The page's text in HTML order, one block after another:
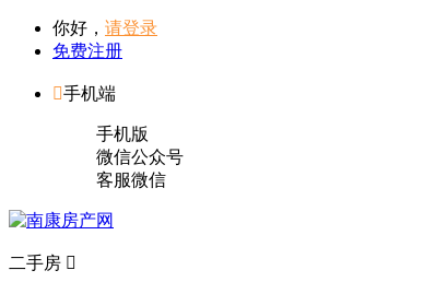
你好， 请登录
免费注册
手机端
手机版
微信公众号
客服微信
二手房 